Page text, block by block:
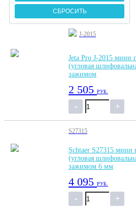
J-2015
Jeta Pro J-2015
(угловая
зажимом
2 505 РУБ.
S27315
Schtaer S27315
(угловая
зажимом 6 мм
4 095 РУБ.